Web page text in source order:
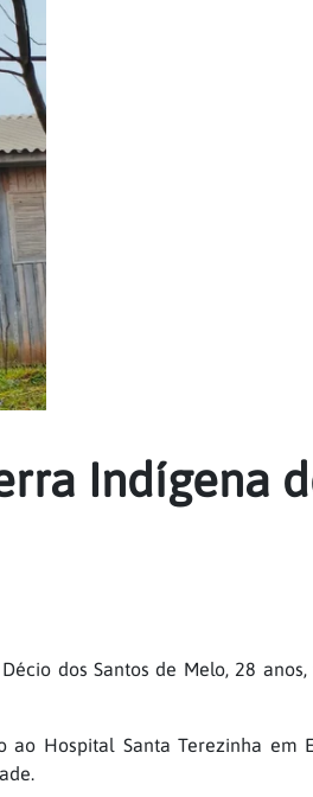
Indígena
dos Santos de Melo, 28
Hospital Santa Terezinha em